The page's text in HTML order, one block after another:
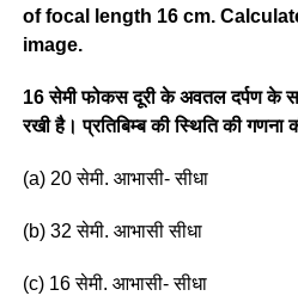
of focal length 16 cm.
image.
16 सेमी फोकस दूरी के अवतल दर्पण के
रखी है। प्रतिबिम्ब की स्थिति की गणना
(a) 20 सेमी. आभासी- सीधा
(b) 32 सेमी. आभासी सीधा
(c) 16 सेमी. आभासी- सीधा